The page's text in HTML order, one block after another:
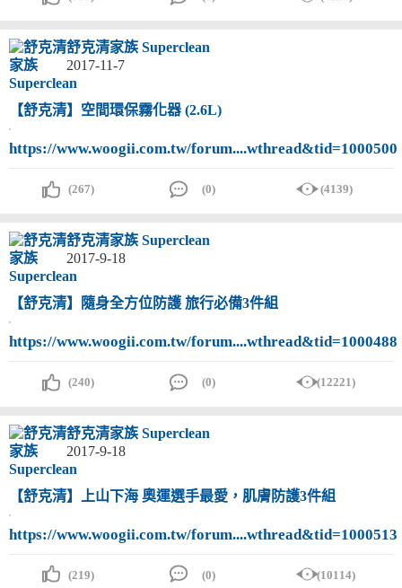
舒克清家族 Superclean
2017-11-7
【舒克清】空間環保霧化器 (2.6L)
https://www.woogii.com.tw/forum....wthread&tid=1000500
(267) (0) (4139)
舒克清家族 Superclean
2017-9-18
【舒克清】隨身全方位防護 旅行必備3件組
https://www.woogii.com.tw/forum....wthread&tid=1000488
(240) (0) (12221)
舒克清家族 Superclean
2017-9-18
【舒克清】上山下海 奧運選手最愛，肌膚防護3件組
https://www.woogii.com.tw/forum....wthread&tid=1000513
(219) (0) (10114)